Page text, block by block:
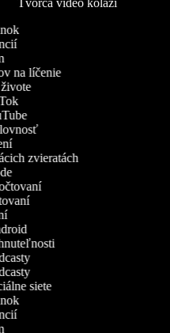
Tvorca video koláží
na líčenie
zvieratách
siete